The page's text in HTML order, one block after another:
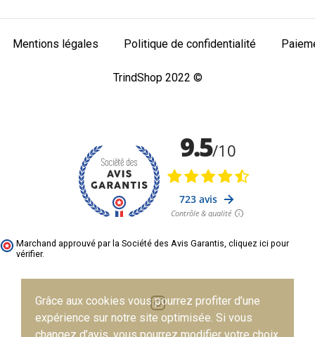
Grâce aux cookies vous pourrez profiter d’une
expérience sur notre site optimisée. Si vous
Mentions légales Politique de confidentialité
TrindShop 2022 ©
Marchand approuvé par la Société des Avis Garantis, cliquez ici pour
vérifier.